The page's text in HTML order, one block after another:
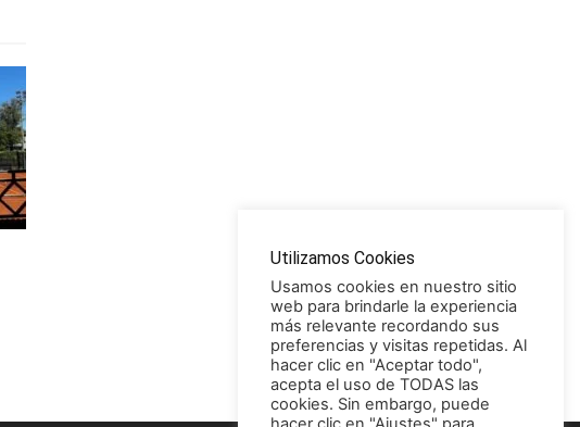
Utilizamos Cookies
Usamos cookies en nuestro sitio
web para brindarle la experiencia
más relevante recordando sus
preferencias y visitas repetidas. Al
hacer clic en "Aceptar todo",
acepta el uso de TODAS las
cookies. Sin embargo, puede